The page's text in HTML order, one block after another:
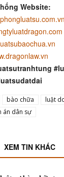
Website:
bào chữa
luật
án dân sự
XEM TIN KHÁC